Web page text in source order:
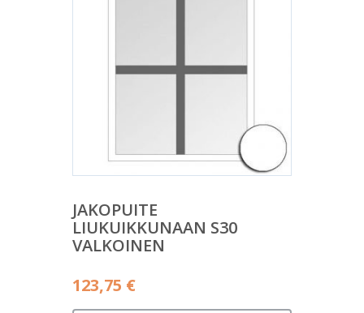
JAKOPUITE
LIUKUIKKUNAAN S30
VALKOINEN
123,75 €